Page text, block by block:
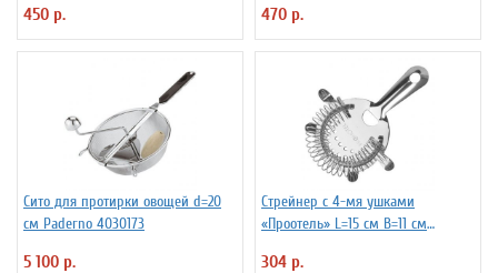
450 р. 470 р.
Сито для протирки овощей d=20
см Paderno 4030173
5 100 р.
Стрейнер с 4-мя ушками
«Проотель» L=15 см B=11 см
304 р.